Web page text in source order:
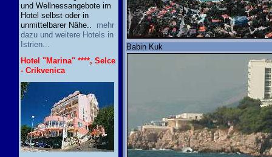
und Wellnessangebote im
Hotel selbst oder in
unmittelbarer Nähe.. mehr
dazu und weitere Hotels in
Istrien...
Hotel "Marina" ****, Selce
- Crikvenica
Babin Kuk